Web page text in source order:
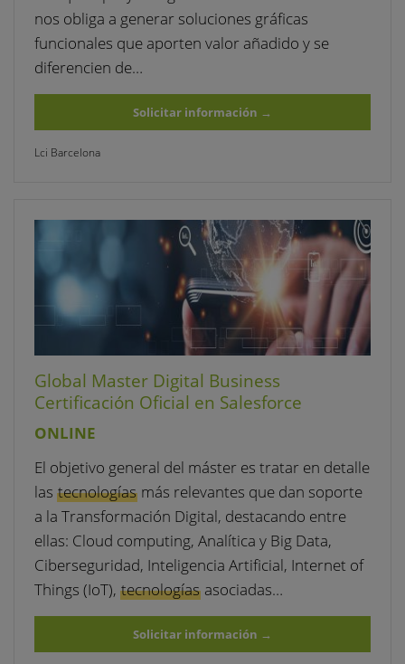
nos obliga a generar soluciones gráficas
funcionales que aporten valor añadido y se
diferencien de…
Solicitar información →
Lci Barcelona
Global Master Digital Business
Certificación Oficial en Salesforce
ONLINE
El objetivo general del máster es tratar en detalle
las tecnologíasmás relevantes que dan soporte
a la Transformación Digital, destacando entre
ellas: Cloud computing, Analítica y Big Data,
Ciberseguridad, Inteligencia Artificial, Internet of
Things (IoT), tecnologíasasociadas…
Solicitar información →